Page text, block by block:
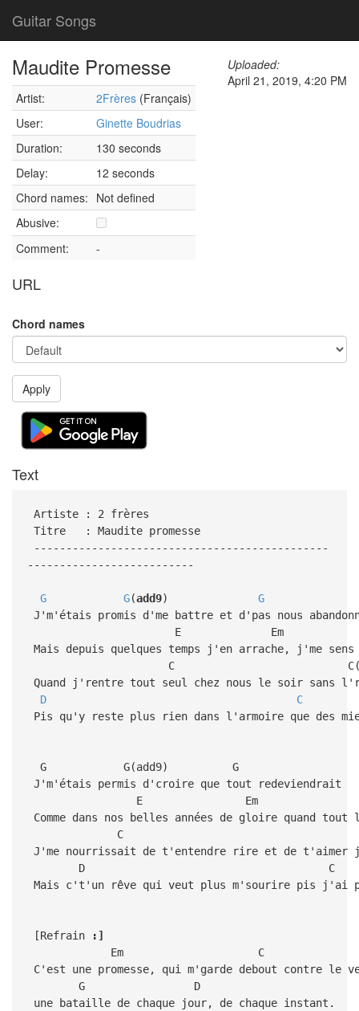
Guitar Songs
Maudite Promesse
Artist: 2Frères (Français)
User:
Ginette Boudrias
Duration:
130 seconds
Delay:
12 seconds
Chord names: Not defined
Abusive:
Comment:
-
URL
Uploaded:
April 21, 2019, 4:20 PM
Chord names
Apply
Text
Artiste : 2 frères
Titre : Maudite promesse
----------------------------------------------
--------------------------
G G(add9) G
J'm'étais promis d'me battre et d'pas nous
E Em
Mais depuis quelques temps j'en arrache, j'me
C
Quand j'rentre tout seul chez nous le soir sans
D
C
Pis qu'y reste plus rien dans l'armoire que des
G G(add9) G
J'm'étais permis d'croire que tout redeviendrait
E Em
Comme dans nos belles années de gloire quand
C
J'me nourrissait de t'entendre rire et de t'aimer
D C
Mais c't'un rêve qui veut plus m'sourire pis j'ai
[Refrain
:]
Em C
C'est une promesse, qui m'garde debout contre le
G D
une bataille de chaque jour, de chaque instant.